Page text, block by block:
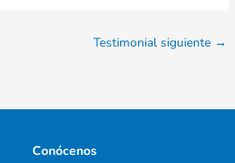
Testimonial siguiente →
Conócenos